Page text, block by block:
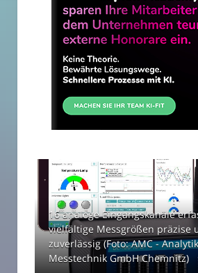
16 analoge Eingangskanäle
vielfältige Messgrößen präzise
zuverlässig (Foto: AMC -
Messtechnik GmbH Chemnitz)